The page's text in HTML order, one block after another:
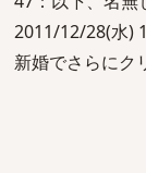
2011/12/28(水)
新婚でさらにク